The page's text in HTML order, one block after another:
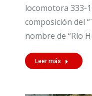
locomotora 333-
composición del
nombre de “Río
Leer más